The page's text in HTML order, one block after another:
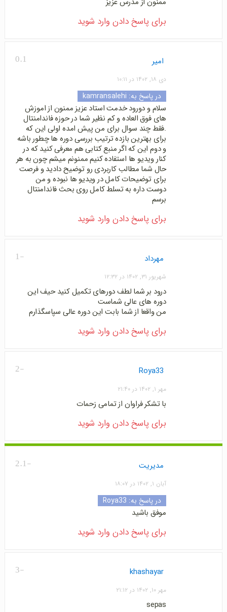
برای پاسخ دادن وارد شوید
0.1 امیر
دی ۱۸, ۱۴۰۲ در ۱۰:۱۱
در پاسخ به: kamransalehi
سلام و دورود خدمت استاد عزیز ممنون از اموزش
های فوق العاده و کم نظیر شما در حوزه فاندامنتال
.فقط چند سوال برای من پیش امده اولی این که
برای بهترین بازده ترتیب بررسی دوره ها چطور باشه
و دوم این که اگر منبع کتابی هم معرفی کنید که در
کنار ویدیو ها استفاده کنیم ممنونم میشم چون به هر
حال شما مطالب کاربردی رو توضیح دادید و فرصت
برای توضیحات کامل در ویدیو ها نبوده و من
دوست داره به تسلط کامل روی بحث فاندامنتال
برسم
برای پاسخ دادن وارد شوید
-1 مهرداد
شهریور ۳۱, ۱۴۰۲ در ۱۲:۳۲
درود بر شما لطف دورهای تکمیل کنید حیف این
دوره های عالی شماست
من واقعا از شما بابت این دوره عالی سپاسگذارم
برای پاسخ دادن وارد شوید
-2 Roya33
مهر ۱, ۱۴۰۲ در ۲۱:۴۰
با تشکر فراوان از تمامی زحمات
برای پاسخ دادن وارد شوید
-2.1 مدیریت
آبان ۱, ۱۴۰۲ در ۱۸:۰۷
در پاسخ به: Roya33
موفق باشید
برای پاسخ دادن وارد شوید
-3 khashayar
مهر ۱۰, ۱۴۰۲ در ۲۱:۱۲
sepas